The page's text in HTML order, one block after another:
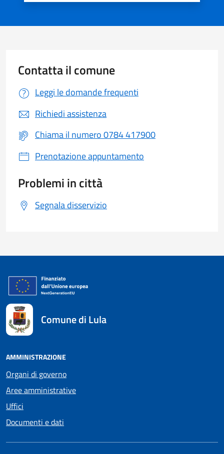
Contatta il comune
Leggi le domande frequenti
Richiedi assistenza
Chiama il numero 0784 417900
Prenotazione appuntamento
Problemi in città
Segnala disservizio
Comune di Lula
AMMINISTRAZIONE
Organi di governo
Aree amministrative
Uffici
Documenti e dati